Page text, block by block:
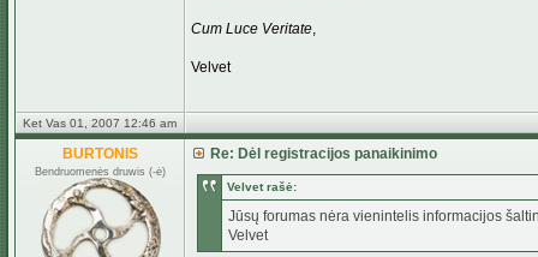
Cum Luce Veritate,
Velvet
Ket Vas 01, 2007 12:46 am
BURTONIS
Bendruomenės druwis (-ė)
Re: Dėl registracijos panaikinimo
Velvet rašė:
Jūsų forumas nėra vienintelis informacijos
Velvet